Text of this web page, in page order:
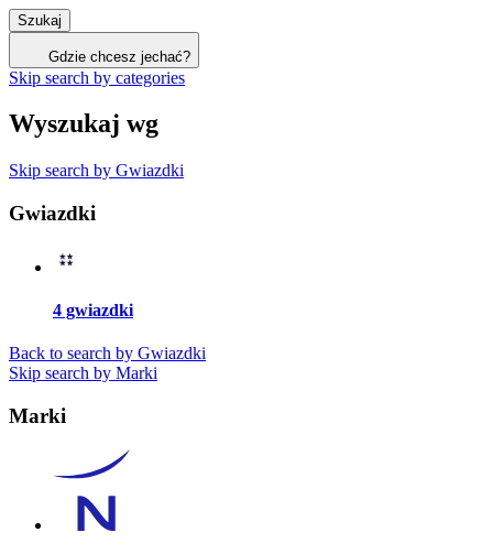
Szukaj
Gdzie chcesz jechać?
Skip search by categories
Wyszukaj wg
Skip search by Gwiazdki
Gwiazdki
4 gwiazdki
Back to search by Gwiazdki
Skip search by Marki
Marki